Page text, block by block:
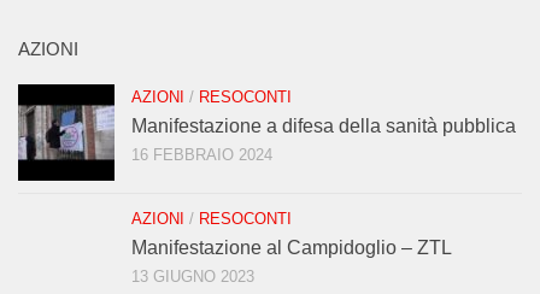
AZIONI
AZIONI / RESOCONTI
Manifestazione a difesa della sanità pubblica
16 FEBBRAIO 2024
AZIONI / RESOCONTI
Manifestazione al Campidoglio – ZTL
13 GIUGNO 2023